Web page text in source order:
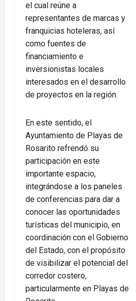
el cual reúne a
representantes de marcas y
franquicias hoteleras, así
como fuentes de
financiamiento e
inversionistas locales
interesados en el desarrollo
de proyectos en la región.
En este sentido, el
Ayuntamiento de Playas de
Rosarito refrendó su
participación en este
importante espacio,
integrándose a los paneles
de conferencias para dar a
conocer las oportunidades
turísticas del municipio, en
coordinación con el Gobierno
del Estado, con el propósito
de visibilizar el potencial del
corredor costero,
particularmente en Playas de